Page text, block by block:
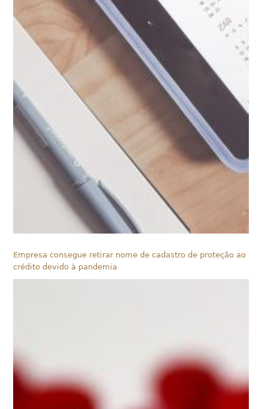
Empresa consegue retirar nome de cadastro de proteção ao
crédito devido à pandemia